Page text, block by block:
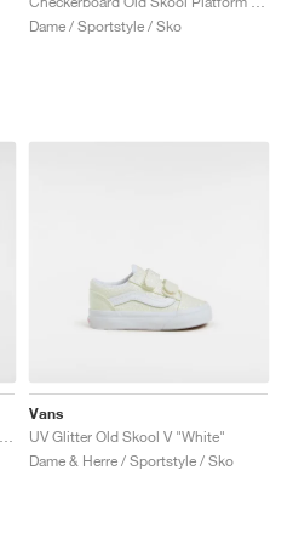
Dame / Sportstyle / Sko
Vans
UV Glitter Old Skool V "White"
Dame & Herre / Sportstyle / Sko